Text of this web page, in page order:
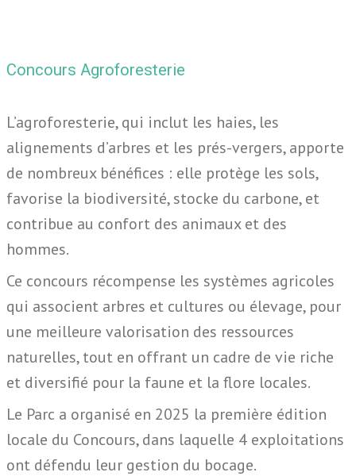
Concours Agroforesterie
L’agroforesterie, qui inclut les haies, les
alignements d’arbres et les prés-vergers, apporte
de nombreux bénéfices : elle protège les sols,
favorise la biodiversité, stocke du carbone, et
contribue au confort des animaux et des
hommes.
Ce concours récompense les systèmes agricoles
qui associent arbres et cultures ou élevage, pour
une meilleure valorisation des ressources
naturelles, tout en offrant un cadre de vie riche
et diversifié pour la faune et la flore locales.
Le Parc a organisé en 2025 la première édition
locale du Concours, dans laquelle 4 exploitations
ont défendu leur gestion du bocage.